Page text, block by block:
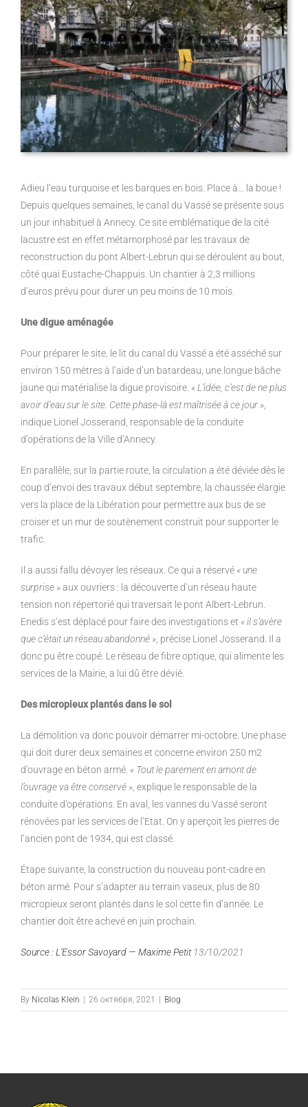
Adieu l’eau turquoise et les barques en bois. Place à… la boue !
Depuis quelques semaines, le canal du Vassé se présente sous
un jour inhabituel à Annecy. Ce siteemblématique de la cité
lacustre est en effet métamorphosé par les travaux de
reconstruction du pont Albert-Lebrun qui se déroulent au bout,
côté quai Eustache-Chappuis. Un chantier à 2,3 millions
d’euros prévu pour durer un peu moins de 10 mois.
Une digue aménagée
Pour préparer le site, le lit du canal du Vassé a été asséché sur
environ 150 mètres à l’aide d’un batardeau, une longue bâche
jaune qui matérialise la digue provisoire. « L’idée, c’est de ne plus
avoir d’eau surle site. Cette phase-là est maîtrisée à ce jour »,
indique Lionel Josserand, responsable de la conduite
d’opérations de la Ville d’Annecy.
En parallèle, sur la partie route, la circulation a été déviée dès le
coup d’envoi des travaux début septembre, la chaussée élargie
vers la placede la Libération pour permettre aux bus de se
croiser et un mur de soutènement construit pour supporter le
trafic.
Il a aussi fallu dévoyer les réseaux. Ce qui a réservé « une
surprise »aux ouvriers : la découverte d’un réseau haute
tension non répertorié qui traversait le pont Albert-Lebrun.
Enedis s’est déplacé pour faire des investigations et « il s’avère
que c’était un réseau abandonné », précise Lionel Josserand. Il a
donc pu être coupé. Le réseau de fibre optique, qui alimente les
services de la Mairie, a lui dû être dévié.
Des micropieux plantés dans le sol
La démolition va donc pouvoir démarrer mi-octobre. Une phase
qui doit durer deux semaines et concerne environ 250 m2
d’ouvrage en béton armé. « Tout le parement en amont de
l’ouvrage va être conservé », explique le responsable de la
conduite d’opérations. En aval, les vannesdu Vassé seront
rénovées par les services de l’Etat. On y aperçoit les pierres de
l’ancien pont de 1934, qui est classé.
Étape suivante, la construction du nouveau pont-cadre en
béton armé. Pour s’adapter au terrain vaseux, plus de 80
micropieux seront plantésdans le sol cette fin d’année. Le
chantier doit être achevé en juin prochain.
Source : L’Essor Savoyard — Maxime Petit13/10/2021
By Nicolas Klein | 26 октября, 2021 | Blog